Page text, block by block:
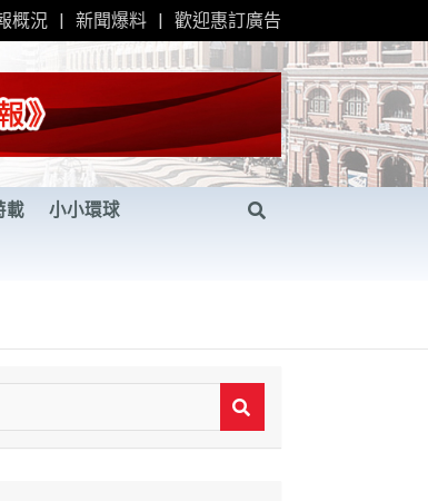
概況 新聞爆料 歡迎惠訂廣告
載 小小環球